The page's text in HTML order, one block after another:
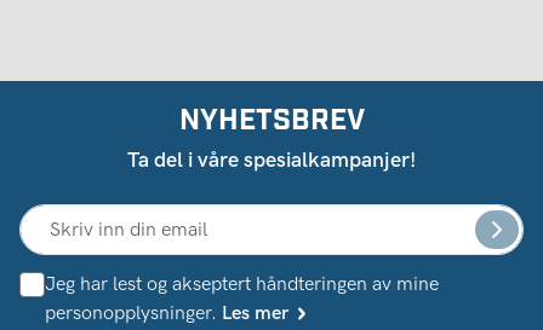
NYHETSBREV
Ta del i våre spesialkampanjer!
Jeg har lest og akseptert håndteringen av mine
personopplysninger. Les mer